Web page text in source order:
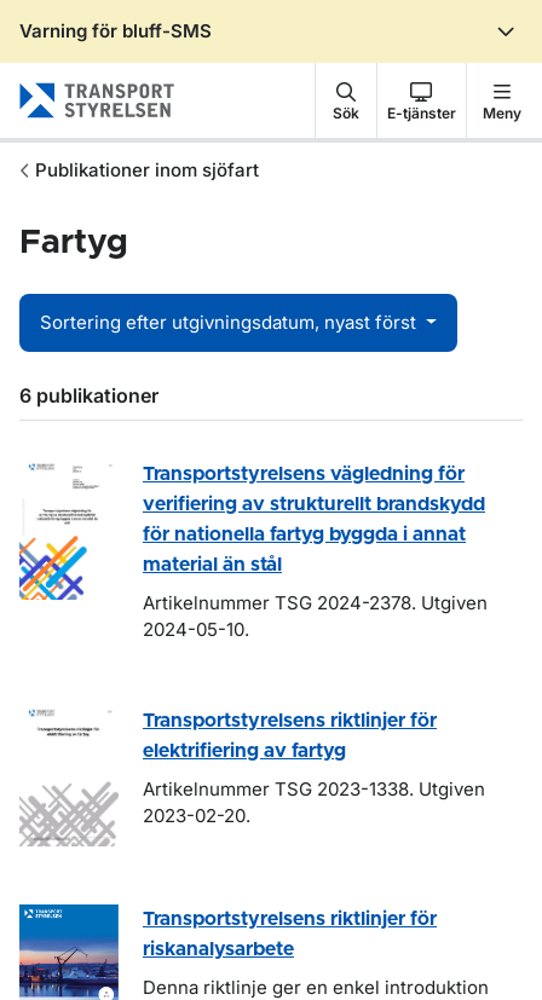
Varning för bluff-SMS
Sök E-tjänster Meny
Publikationer inom sjöfart
Fartyg
Sortering efter utgivningsdatum, nyast först
6 publikationer
Transportstyrelsens vägledning för
verifiering av strukturellt brandskydd
för nationella fartyg byggda i annat
material än stål
Artikelnummer TSG 2024-2378. Utgiven
2024-05-10.
Transportstyrelsens riktlinjer för
elektrifiering av fartyg
Artikelnummer TSG 2023-1338. Utgiven
2023-02-20.
Transportstyrelsens riktlinjer för
riskanalysarbete
Denna riktlinje ger en enkel introduktion